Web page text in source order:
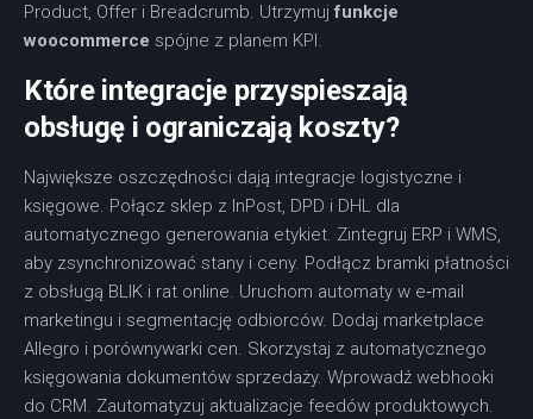
Product, Offer i Breadcrumb. Utrzymujfunkcje
woocommerce spójne z planem KPI.
Które integracje przyspieszają
obsługę i ograniczają koszty?
Największe oszczędności dają integracje logistyczne i
księgowe. Połącz sklep z InPost, DPD i DHL dla
automatycznego generowania etykiet. Zintegruj ERP i WMS,
aby zsynchronizować stany i ceny. Podłącz bramki płatności
z obsługą BLIK i rat online. Uruchom automaty w e‑mail
marketingu i segmentację odbiorców. Dodaj marketplace
Allegro i porównywarki cen. Skorzystaj z automatycznego
księgowania dokumentów sprzedaży. Wprowadź webhooki
do CRM. Zautomatyzuj aktualizacje feedów produktowych.